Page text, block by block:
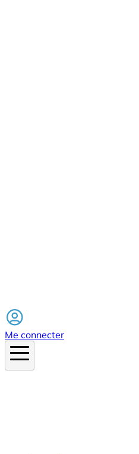
Me connecter